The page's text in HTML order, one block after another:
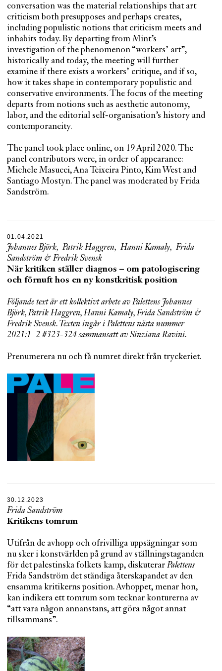
conversation was the material relationships that art
criticism both presupposes and perhaps creates,
including populistic notions that criticism meets and
inhabits today. By departing from Mint’s
investigation of the phenomenon “workers’ art”,
historically and today, the meeting will further
examine if there exists a workers’ critique, and if so,
how it takes shape in contemporary populistic and
conservative environments. The focus of the meeting
departs from notions such as aesthetic autonomy,
labor, and the editorial self-organisation’s history and
contemporaneity.
The panel took place online, on 19 April 2020. The
panel contributors were, in order of appearance:
Michele Masucci, Ana Teixeira Pinto, Kim West and
Santiago Mostyn. The panel was moderated by Frida
Sandström.
01.04.2021
Johannes Björk, Patrik Haggren, Hanni Kamaly, Frida
Sandström & Fredrik Svensk
När kritiken ställer diagnos – om patologisering
och förnuft hos en ny konstkritisk position
Följande text är ett kollektivt arbete av Palettens Johannes
Björk, Patrik Haggren, Hanni Kamaly, Frida Sandström &
Fredrik Svensk. Texten ingår i Palettens nästa nummer
2021:1–2 #323-324 sammansatt av Sinziana Ravini.
Prenumerera nu och få numret direkt från tryckeriet.
30.12.2023
Frida Sandström
Kritikens tomrum
Utifrån de avhopp och ofrivilliga uppsägningar som
nu sker i konstvärlden på grund av ställningstaganden
för det palestinska folkets kamp, diskuterar Palettens
Frida Sandström det ständiga återskapandet av den
ensamma kritikerns position. Avhoppet, menar hon,
kan indikera ett tomrum som tecknar konturerna av
“att vara någon annanstans, att göra något annat
tillsammans”.